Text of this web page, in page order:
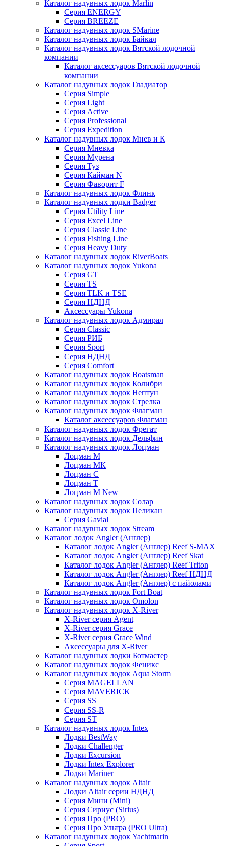
Каталог надувных лодок Marlin
Серия ENERGY
Серия BREEZE
Каталог надувных лодок SMarine
Каталог надувных лодок Байкал
Каталог надувных лодок Вятской лодочной
компании
Каталог аксессуаров Вятской лодочной
компании
Каталог надувных лодок Гладиатор
Серия Simple
Серия Light
Серия Active
Серия Professional
Серия Expedition
Каталог надувных лодок Мнев и К
Серия Мневка
Серия Мурена
Серия Туз
Серия Кайман N
Серия Фаворит F
Каталог надувных лодок Флинк
Каталог надувных лодки Badger
Серия Utility Line
Серия Excel Line
Серия Classic Line
Серия Fishing Line
Серия Heavy Duty
Каталог надувных лодок RiverBoats
Каталог надувных лодок Yukona
Серия GT
Серия TS
Серия TLK и TSE
Серия НДНД
Аксессуары Yukona
Каталог надувных лодок Адмирал
Серия Classic
Серия РИБ
Серия Sport
Серия НДНД
Серия Comfort
Каталог надувных лодок Boatsman
Каталог надувных лодок Колибри
Каталог надувных лодок Нептун
Каталог надувных лодок Стрелка
Каталог надувных лодок Флагман
Каталог аксессуаров Флагман
Каталог надувных лодок Фрегат
Каталог надувных лодок Дельфин
Каталог надувных лодок Лоцман
Лоцман М
Лоцман МК
Лоцман С
Лоцман Т
Лоцман М New
Каталог надувных лодок Солар
Каталог надувных лодок Пеликан
Серия Gavial
Каталог надувных лодок Stream
Каталог лодок Angler (Англер)
Каталог лодок Angler (Англер) Reef S-MAX
Каталог лодок Angler (Англер) Reef Skat
Каталог лодок Angler (Англер) Reef Triton
Каталог лодок Angler (Англер) Reef НДНД
Каталог лодок Angler (Англер) с пайолами
Каталог надувных лодок Fort Boat
Каталог надувных лодок Omolon
Каталог надувных лодок X-River
X-River серия Agent
X-River серия Grace
X-River серия Grace Wind
Аксессуары для X-River
Каталог надувных лодки Ботмастер
Каталог надувных лодок Феникc
Каталог надувных лодок Aqua Storm
Серия MAGELLAN
Серия MAVERICK
Серия SS
Серия SS-R
Серия ST
Каталог надувных лодок Intex
Лодки BestWay
Лодки Challenger
Лодки Excursion
Лодки Intex Explorer
Лодки Mariner
Каталог надувных лодок Altair
Лодки Altair серии НДНД
Серия Мини (Mini)
Серия Сириус (Sirius)
Серия Про (PRO)
Серия Про Ультра (PRO Ultra)
Каталог надувных лодок Yachtmarin